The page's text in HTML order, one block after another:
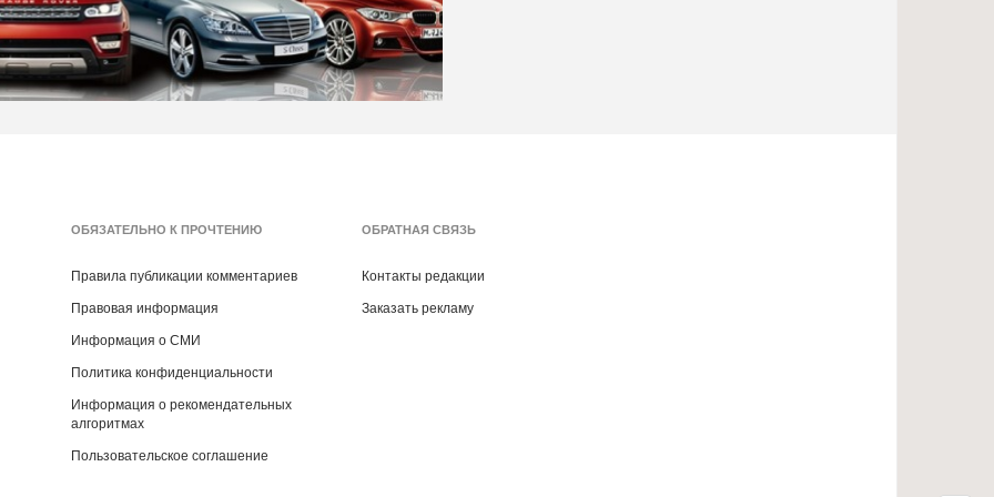
ОБЯЗАТЕЛЬНО К ПРОЧТЕНИЮ
Правила публикации комментариев
Правовая информация
Информация о СМИ
Политика конфиденциальности
Информация о рекомендательных
алгоритмах
Пользовательское соглашение
ОБРАТНАЯ СВЯЗЬ
Контакты редакции
Заказать рекламу